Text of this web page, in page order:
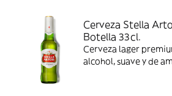
Cerveza Stella
Botella 33cl.
Cerveza lager
alcohol, suave y de
toque herbal de